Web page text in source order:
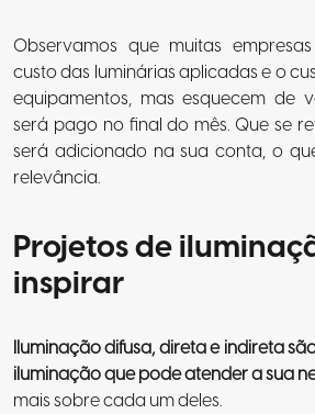
Observamos que muitas
custo das luminárias aplicadas e o
equipamentos, mas esquecem de
será pago no final do mês. Que se
será adicionado na sua conta, o
relevância.
Projetos de
inspirar
Iluminação difusa, direta e indireta
iluminação que pode atender a sua
mais sobre cada um deles.